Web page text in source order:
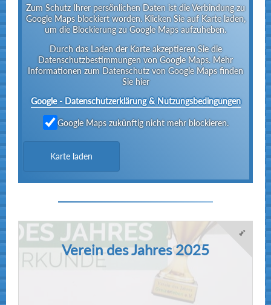
3. Platz in 1:23,79 Minute
Zwischenzeiten:
50m
40,00 Sekunden
Wettkampf 21 - 100m Schmetterling männlich
Zwischenzeiten:
37,57 Sekunden
Wettkampf 201 - 50m Schmetterling männlich
8. Platz in 34,84 Sekunden
Wettkampf 213 - 200m Lagen männlich
5. Platz in 2:52,85 Minuten
Zum Schutz Ihrer persönlichen Daten ist die Verbindung zu
Google Maps blockiert worden. Klicken Sie auf Karte laden,
um die Blockierung zu Google Maps aufzuheben.
Durch das Laden der Karte akzeptieren Sie die
Datenschutzbestimmungen von Google Maps. Mehr
Informationen zum Datenschutz von Google Maps finden
Sie hier
Google - Datenschutzerklärung & Nutzungsbedingungen
Google Maps zukünftig nicht mehr blockieren.
Karte laden
Verein des Jahres 2025